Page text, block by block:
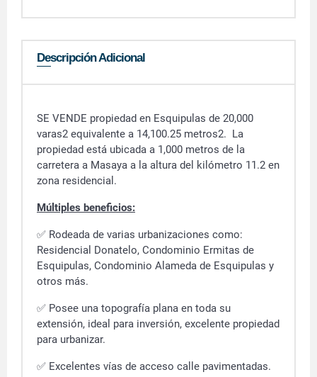
Descripción Adicional
SE VENDE propiedad en Esquipulas de 20,000
varas2 equivalente a 14,100.25 metros2. La
propiedad está ubicada a 1,000 metros de la
carretera a Masaya a la altura del kilómetro 11.2 en
zona residencial.
Múltiples beneficios:
✅ Rodeada de varias urbanizaciones como:
Residencial Donatelo, Condominio Ermitas de
Esquipulas, Condominio Alameda de Esquipulas y
otros más.
✅ Posee una topografía plana en toda su
extensión, ideal para inversión, excelente propiedad
para urbanizar.
✅ Excelentes vías de acceso calle pavimentadas.